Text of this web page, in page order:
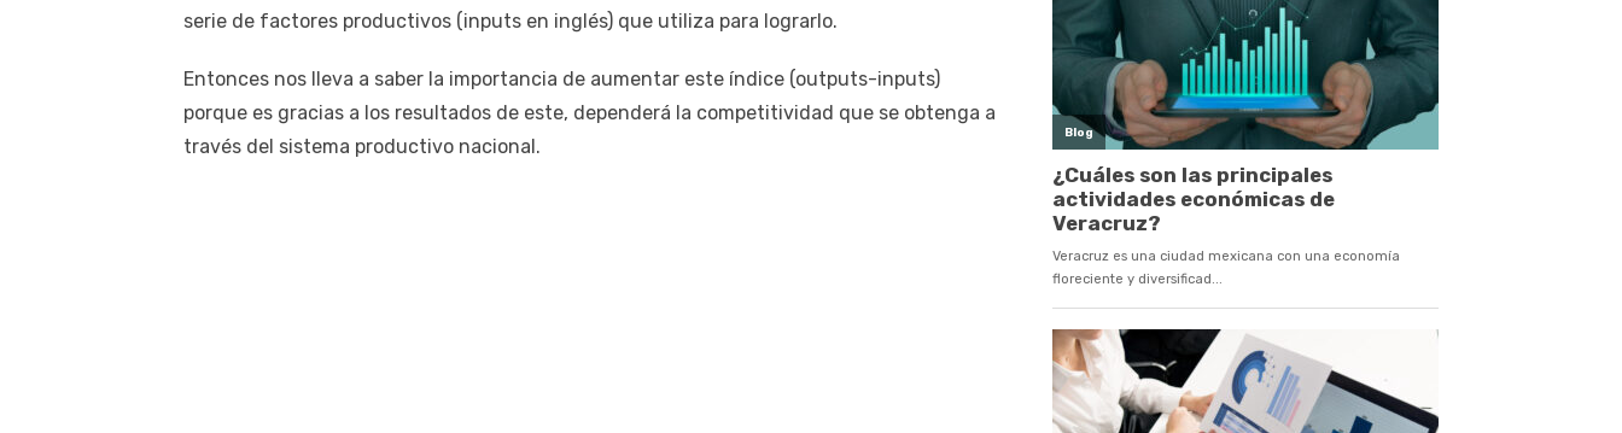
serie de factores productivos (inputs en inglés) que utiliza para lograrlo.
Entonces nos lleva a saber la importancia de aumentar este índice (outputs-inputs)
porque es gracias a los resultados de este, dependerá la competitividad que se obtenga a
través del sistema productivo nacional.